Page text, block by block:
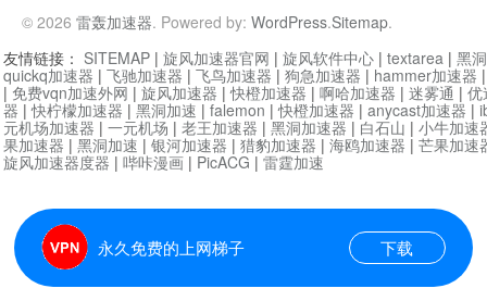
© 2026 雷轰加速器. Powered by: WordPress.Sitemap.
永久免费的上网梯子 下载
友情链接： SITEMAP | 旋风加速器官网 | 旋风软件中心 | textarea | 黑
quickq加速器 | 飞驰加速器 | 飞鸟加速器 | 狗急加速器 | hammer加速器
| 免费vqn加速外网 | 旋风加速器 |快橙加速器 | 啊哈加速器 | 迷雾通 | 优
器 |快柠檬加速器 | 黑洞加速 | falemon |快橙加速器 | anycast加速器 |
元机场加速器 | 一元机场 | 老王加速器 | 黑洞加速器 | 白石山 | 小牛加速
果加速器 | 黑洞加速 | 银河加速器 | 猎豹加速器 | 海鸥加速器 | 芒果加速
旋风加速器度器 | 哔咔漫画 | PicACG | 雷霆加速